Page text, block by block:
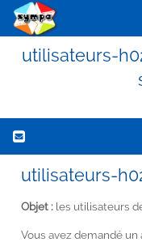
utilisateurs-
utilisateurs-
Objet : les utilisateurs
Vous avez demandé